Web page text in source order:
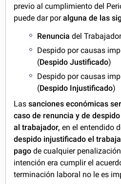
previo al cumplimiento del
puede dar poralguna de las
Renuncia del
Despido por causas
(Despido Justificado)
Despido por causas
(Despido Injustificado)
Lassanciones económicas
caso de renuncia y de
al trabajador, en el entendido
despido injustificado el
pago de cualquier
intención era cumplir el
terminación laboral no le es